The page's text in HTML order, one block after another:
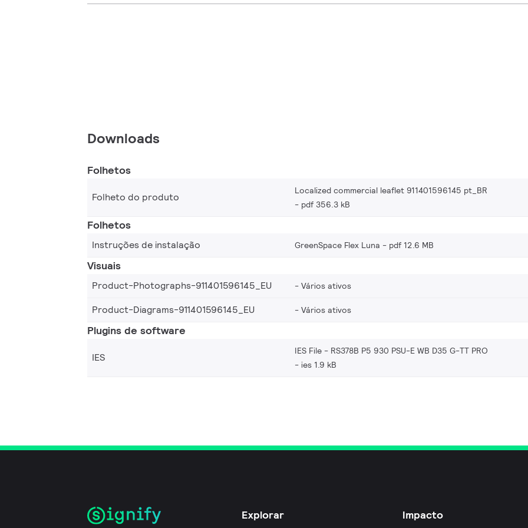
Downloads
Folhetos
Folheto do produto
Localized commercial leaflet 911401596145 pt_BR
pdf 356.3 kB
Folhetos
Instruções de instalação GreenSpace Flex Luna pdf 12.6 MB
Visuais
Product-Photographs-911401596145_EU Vários ativos
Product-Diagrams-911401596145_EU
Vários ativos
Plugins de software
IES
IES File - RS378B P5 930 PSU-E WB D35 G-TT PRO
ies 1.9 kB
Explorar Impacto